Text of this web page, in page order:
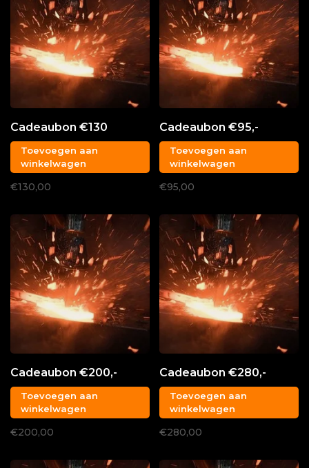
Cadeaubon €130
Toevoegen aan
winkelwagen
€130,00
Cadeaubon €95,-
Toevoegen aan
winkelwagen
€95,00
Cadeaubon €200,-
Toevoegen aan
winkelwagen
€200,00
Cadeaubon €280,-
Toevoegen aan
winkelwagen
€280,00